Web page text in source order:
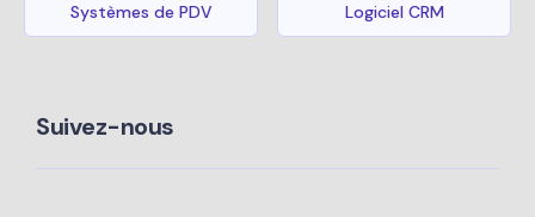
Systèmes de PDV Logiciel CRM
Suivez-nous